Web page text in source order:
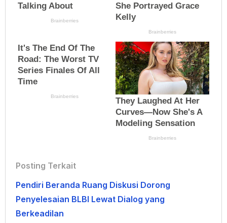
Posting Terkait
Pendiri Beranda Ruang Diskusi Dorong
Penyelesaian BLBI Lewat Dialog yang
Berkeadilan